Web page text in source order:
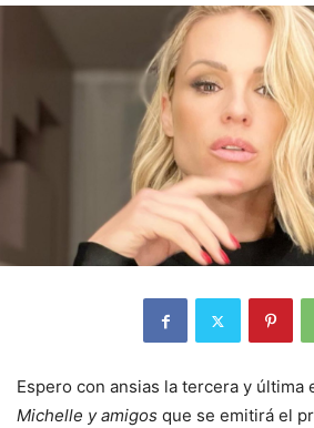
Espero con ansias la tercera y última
Michelle y amigos que se emitirá el